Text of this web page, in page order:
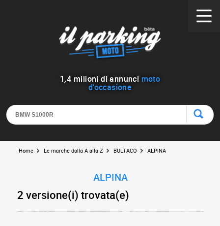
1,4 milioni di annunci moto
d'occasione
Home Le marche dalla A alla Z BULTACO ALPINA
ALPINA
2 versione(i) trovata(e)